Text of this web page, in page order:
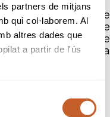
partners de mitjans
qui col·laborem. Al
altres dades que
a partir de l'ús
estrictamente
que le es exigible
posteriormente
seguros de la